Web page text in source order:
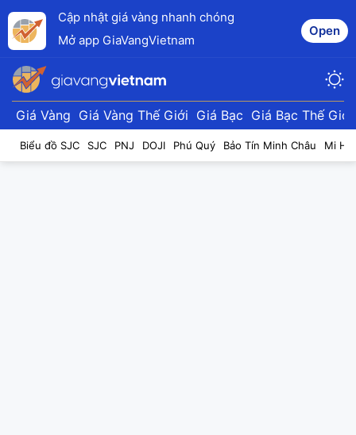
Cập nhật giá vàng nhanh chóng
Mở app GiaVangVietnam
Open
Giá Vàng Giá Vàng Thế Giới Giá Bạc Giá Bạc Thế Giới
Biểu đồ SJC SJC PNJ DOJI Phú Quý Bảo Tín Minh Châu Mi